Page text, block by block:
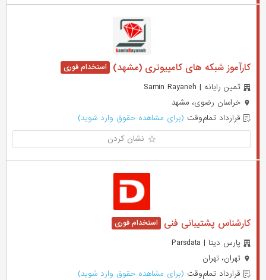
کارآموز شبکه های کامپیوتری (مشهد)
ثمین رایانه | Samin Rayaneh
خراسان رضوی، مشهد
قرارداد تمام‌وقت (برای مشاهده حقوق وارد شوید)
نشان کردن
کارشناس پشتیبانی فنی
پارس دیتا | Parsdata
تهران، تهران
قرارداد تمام‌وقت (برای مشاهده حقوق وارد شوید)